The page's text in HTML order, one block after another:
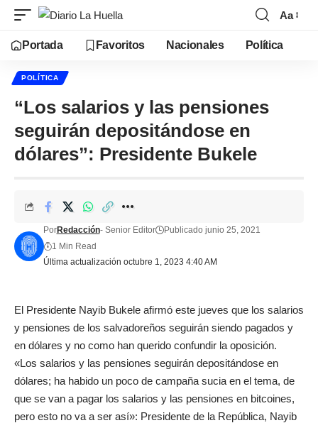
Aa
Portada Favoritos Nacionales Política
POLÍTICA
“Los salarios y las pensiones
seguirán depositándose en
dólares”: Presidente Bukele
Última actualización octubre 1, 2023 4:40 AM
PorRedacción- Senior Editor
Publicado junio 25, 2021
1 Min Read
El Presidente Nayib Bukele afirmó este jueves que los salarios
y pensiones de los salvadoreños seguirán siendo pagados y
en dólares y no como han querido confundir la oposición.
«Los salarios y las pensiones seguirán depositándose en
dólares; ha habido un poco de campaña sucia en el tema, de
que se van a pagar los salarios y las pensiones en bitcoines,
pero esto no va a ser así»: Presidente de la República, Nayib